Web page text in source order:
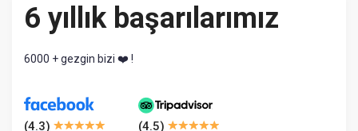
6 yıllık başarılarımız
6000 + gezgin bizi ❤️ !
(4.3) (4.5)